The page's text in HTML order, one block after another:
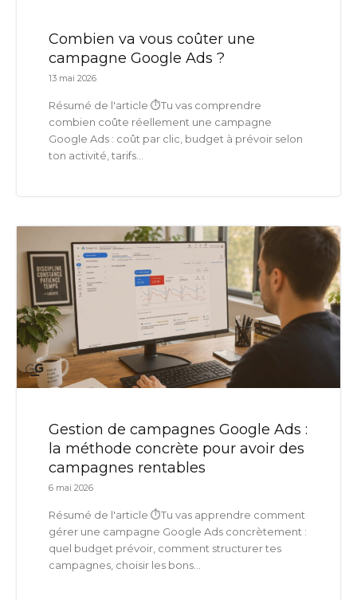
Combien va vous coûter une
campagne Google Ads ?
13 mai 2026
Résumé de l'article ⏱️Tu vas comprendre
combien coûte réellement une campagne
Google Ads : coût par clic, budget à prévoir selon
ton activité, tarifs...
Gestion de campagnes Google Ads :
la méthode concrète pour avoir des
campagnes rentables
6 mai 2026
Résumé de l'article ⏱️Tu vas apprendre comment
gérer une campagne Google Ads concrètement :
quel budget prévoir, comment structurer tes
campagnes, choisir les bons...